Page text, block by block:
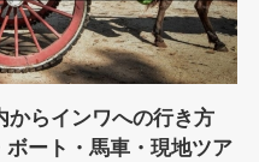
からインワへの行き方
ボート・馬車・現地ツア